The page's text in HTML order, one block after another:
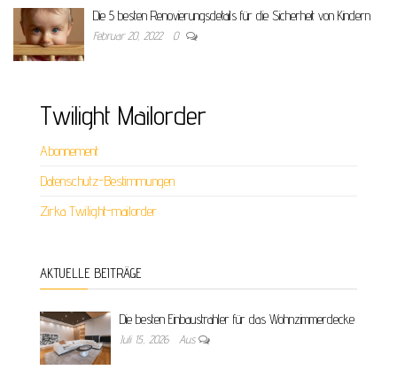
Die 5 besten Renovierungsdetails für die Sicherheit von Kindern
Februar 20, 2022 0
Twilight Mailorder
Abonnement
Datenschutz-Bestimmungen
Zirka Twilight-mailorder
AKTUELLE BEITRÄGE
Die besten Einbaustrahler für das Wohnzimmerdecke
Juli 15, 2026 Aus